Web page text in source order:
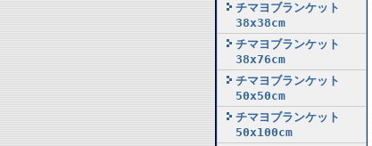
チマヨブランケット
38x38cm
チマヨブランケット
38x76cm
チマヨブランケット
50x50cm
チマヨブランケット
50x100cm